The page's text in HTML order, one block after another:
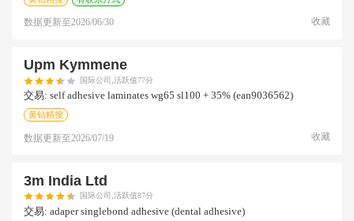
数据更新至2026/06/30 收藏
Upm Kymmene
国际公司,活跃值77分
交易: self adhesive laminates wg65 sl100 + 35% (ean9036562)
黄钻精搜
数据更新至2026/07/19 收藏
3m India Ltd
国际公司,活跃值87分
交易: adaper singlebond adhesive (dental adhesive)